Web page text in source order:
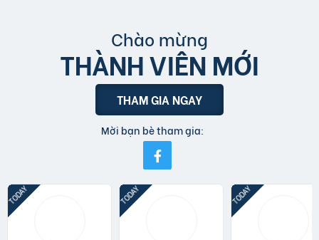
Chào mừng
THÀNH VIÊN MỚI
THAM GIA NGAY
Mời bạn bè tham gia: